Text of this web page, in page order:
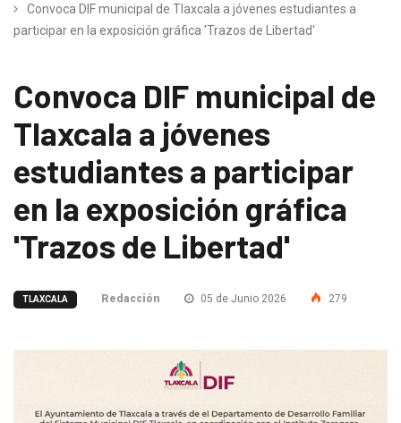
Convoca DIF municipal de Tlaxcala a jóvenes estudiantes a
participar en la exposición gráfica 'Trazos de Libertad'
Convoca DIF municipal de
Tlaxcala a jóvenes
estudiantes a participar
en la exposición gráfica
'Trazos de Libertad'
TLAXCALA Redacción 05 de Junio 2026 279